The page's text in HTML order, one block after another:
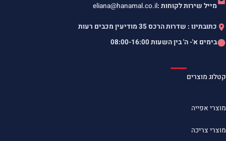
מייל שירות לקוחות :eliana@hanamal.co.il
כתובתינו : שדרות הרכס 35 מודיעין מכבים רעות
בימים א'- ה' בין השעות08:00-16:00
קטלוג מוצרים
מוצרי אפייה
מוצרי צריכה